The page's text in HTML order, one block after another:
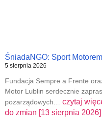
ŚniadaNGO: Sport
5 sierpnia 2026
Fundacja Sempre a Frente
Motor Lublin serdecznie
pozarządowych… czytaj
do zmian [13 sierpnia 2026]